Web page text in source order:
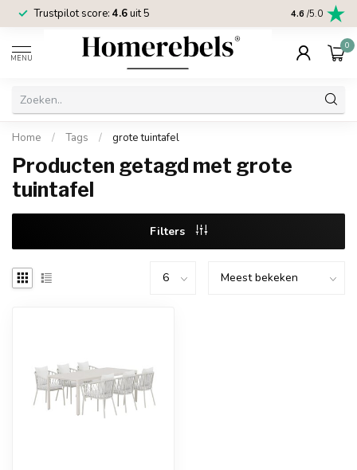
Trustpilot score: 4.6uit 5 2 jaar
4.6 /5.0
MENU
0
Home / Tags / grote tuintafel
Producten getagd met grote
tuintafel
Filters